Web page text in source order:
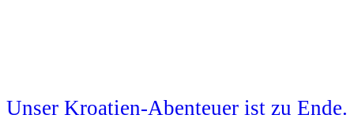
Unser Kroatien-Abenteuer ist zu Ende.